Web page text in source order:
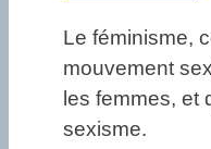
Le féminisme,
mouvement
les femmes, et
sexisme.